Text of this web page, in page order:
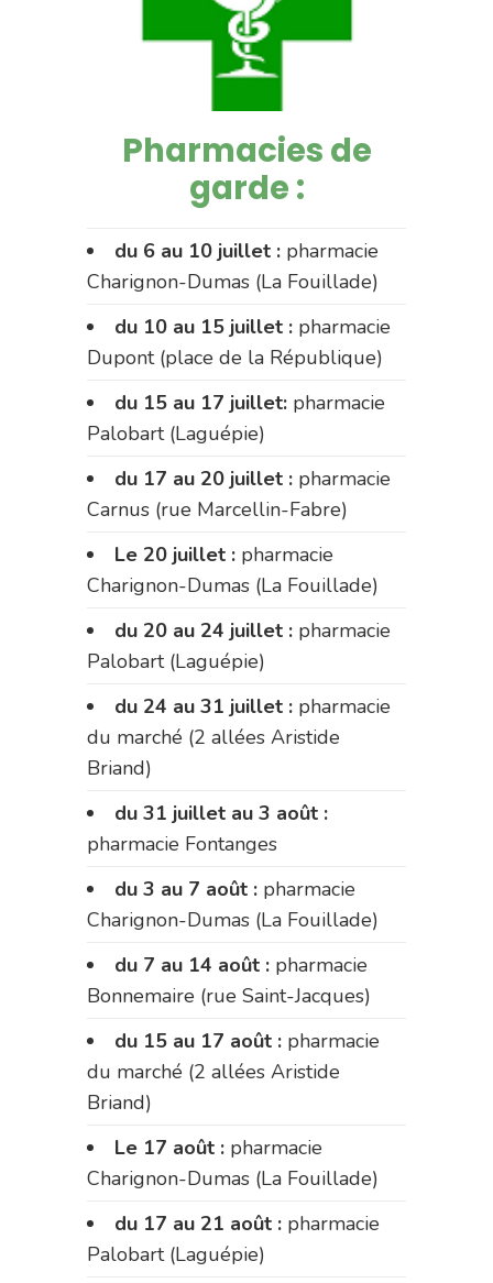
Pharmacies de
garde :
du 6 au 10 juillet : pharmacie
Charignon-Dumas (La Fouillade)
du 10 au 15 juillet : pharmacie
Dupont (place de la République)
du 15 au 17 juillet: pharmacie
Palobart (Laguépie)
du 17 au 20 juillet : pharmacie
Carnus (rue Marcellin-Fabre)
Le 20 juillet : pharmacie
Charignon-Dumas (La Fouillade)
du 20 au 24 juillet : pharmacie
Palobart (Laguépie)
du 24 au 31 juillet : pharmacie
du marché (2 allées Aristide
Briand)
du 31 juillet au 3 août :
pharmacie Fontanges
du 3 au 7 août : pharmacie
Charignon-Dumas (La Fouillade)
du 7 au 14 août : pharmacie
Bonnemaire (rue Saint-Jacques)
du 15 au 17 août : pharmacie
du marché (2 allées Aristide
Briand)
Le 17 août : pharmacie
Charignon-Dumas (La Fouillade)
du 17 au 21 août : pharmacie
Palobart (Laguépie)